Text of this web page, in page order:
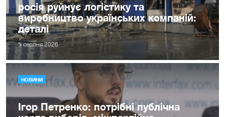
росія руйнує логістику та
виробництво українських компаній:
деталі
5 серпня 2026
НОВИНИ
Ігор Петренко: потрібні публічна